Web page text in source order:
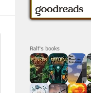
Ralf's books